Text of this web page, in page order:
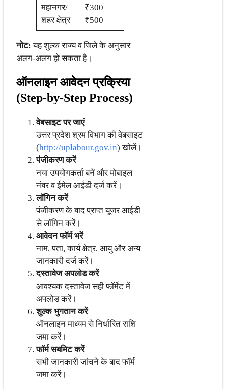
महानगर/
शहर क्षेत्र
₹300 –
₹500
नोट: यह शुल्क राज्य व जिले के अनुसार
अलग-अलग हो सकता है।
ऑनलाइन आवेदन प्रक्रिया
(Step-by-Step Process)
वेबसाइट पर जाएं
उत्तर प्रदेश श्रम विभाग की वेबसाइट
(http://uplabour.gov.in) खोलें।
पंजीकरण करें
नया उपयोगकर्ता बनें और मोबाइल
नंबर व ईमेल आईडी दर्ज करें।
लॉगिन करें
पंजीकरण के बाद प्राप्त यूजर आईडी
से लॉगिन करें।
आवेदन फॉर्म भरें
नाम, पता, कार्य क्षेत्र, आयु और अन्य
जानकारी दर्ज करें।
दस्तावेज अपलोड करें
आवश्यक दस्तावेज सही फॉर्मेट में
अपलोड करें।
शुल्क भुगतान करें
ऑनलाइन माध्यम से निर्धारित राशि
जमा करें।
फॉर्म सबमिट करें
सभी जानकारी जांचने के बाद फॉर्म
जमा करें।